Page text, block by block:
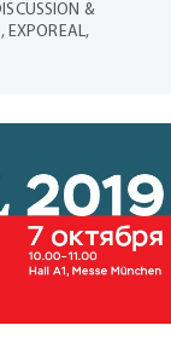
&
EXPOREAL,